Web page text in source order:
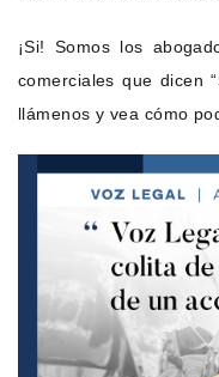
¡Si! Somos los
comerciales que dicen
llámenos y vea cómo